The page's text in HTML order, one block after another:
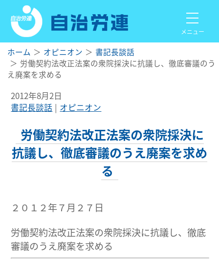
メニュー
ホーム オピニオン
書記長談話
労働契約法改正法案の衆院採決に抗議し、徹底審議のう
え廃案を求める
2012年8月2日
書記長談話
オピニオン
労働契約法改正法案の衆院採決に
抗議し、徹底審議のうえ廃案を求め
る
２０１２年７月２７日
労働契約法改正法案の衆院採決に抗議し、徹底
審議のうえ廃案を求める